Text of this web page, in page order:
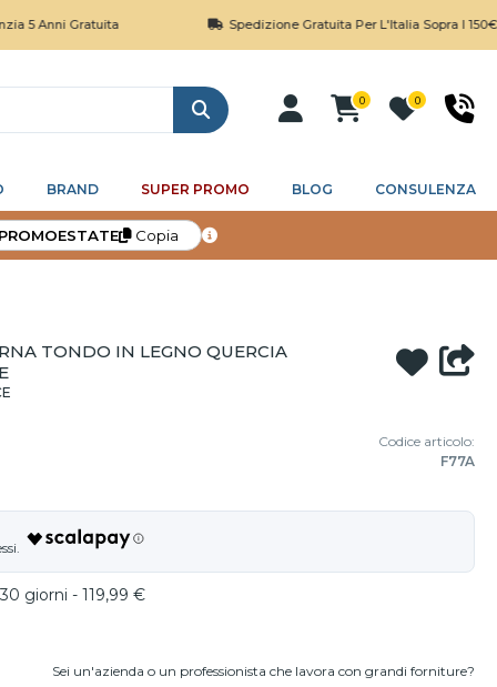
Gratuita Spedizione Gratuita Per L'Italia Sopra I 150€
Cerca
0 0
BRAND SUPER PROMO BLOG CONSULENZA
PROMOESTATE Copia
TONDO IN LEGNO QUERCIA
Codice articolo:
F77A
giorni - 119,99 €
Sei un'azienda o un professionista che lavora con grandi forniture?